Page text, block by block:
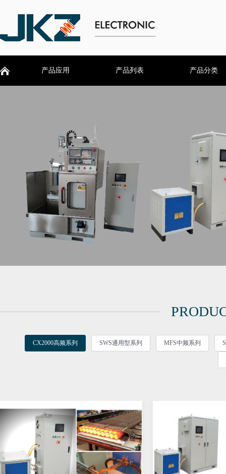
产品应用 产品列表 产品分类
CX2000高频系列 SWS通用型系列 MFS中频系列